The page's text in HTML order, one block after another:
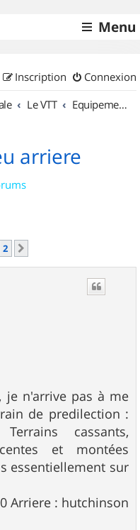
Menu
Connexion
Inscription
Le VTT Equipements et Accessoires
arriere
2
je n'arrive pas à me
de predilection :
cassants,
et montées
essentiellement sur
Arriere : hutchinson